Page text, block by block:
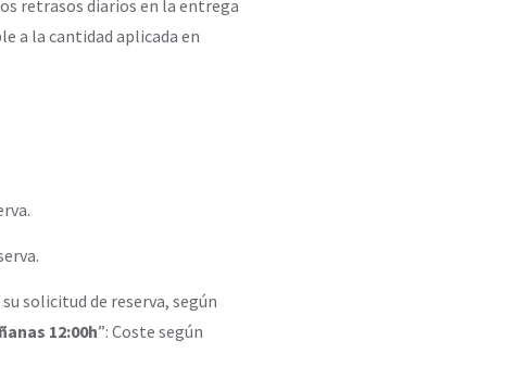
retrasos diarios en la entrega
a la cantidad aplicada en
solicitud de reserva, según
12:00h”: Coste según